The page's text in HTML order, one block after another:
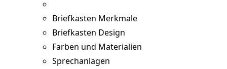
Briefkasten Merkmale
Briefkasten Design
Farben und Materialien
Sprechanlagen